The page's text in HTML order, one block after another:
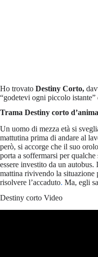
Ho trovato Destiny Corto,
“godetevi ogni piccolo
Trama Destiny corto
Un uomo di mezza età si
mattutina prima di andare al
però, si accorge che il suo
porta a soffermarsi per
essere investito da un autobus.
mattina rivivendo la situazione
risolvere l’accaduto. Ma, egli
Destiny corto Video